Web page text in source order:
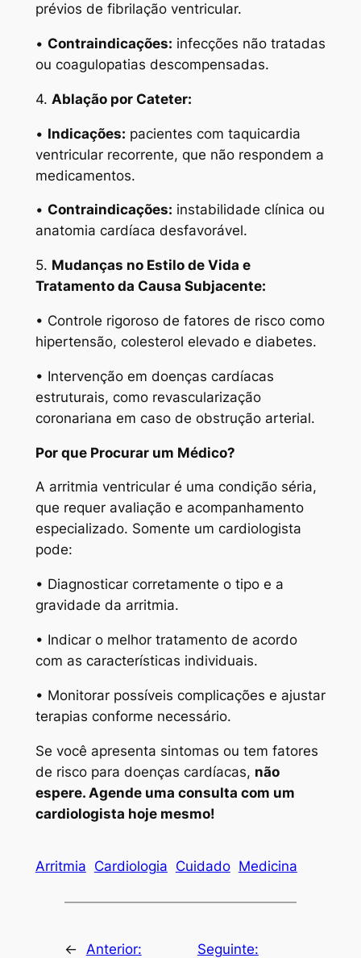
prévios de fibrilação ventricular.
• Contraindicações: infecções não tratadas
ou coagulopatias descompensadas.
4. Ablação por Cateter:
• Indicações: pacientes com taquicardia
ventricular recorrente, que não respondem a
medicamentos.
• Contraindicações: instabilidade clínica ou
anatomia cardíaca desfavorável.
5. Mudanças no Estilo de Vida e
Tratamento da Causa Subjacente:
• Controle rigoroso de fatores de risco como
hipertensão, colesterol elevado e diabetes.
• Intervenção em doenças cardíacas
estruturais, como revascularização
coronariana em caso de obstrução arterial.
Por que Procurar um Médico?
A arritmia ventricular é uma condição séria,
que requer avaliação e acompanhamento
especializado. Somente um cardiologista
pode:
• Diagnosticar corretamente o tipo e a
gravidade da arritmia.
• Indicar o melhor tratamento de acordo
com as características individuais.
• Monitorar possíveis complicações e ajustar
terapias conforme necessário.
Se você apresenta sintomas ou tem fatores
de risco para doenças cardíacas, não
espere. Agende uma consulta com um
cardiologista hoje mesmo!
Arritmia Cardiologia Cuidado Medicina
← Anterior: Seguinte: